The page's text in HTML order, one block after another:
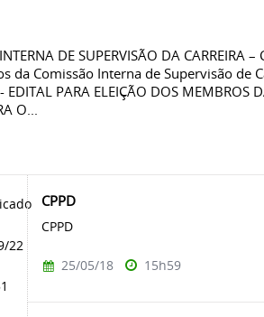
DE SUPERVISÃO DA CARREIRA
Comissão Interna de Supervisão de
PARA ELEIÇÃO DOS MEMBROS
O...
22
CPPD
CPPD
25/05/18 15h59